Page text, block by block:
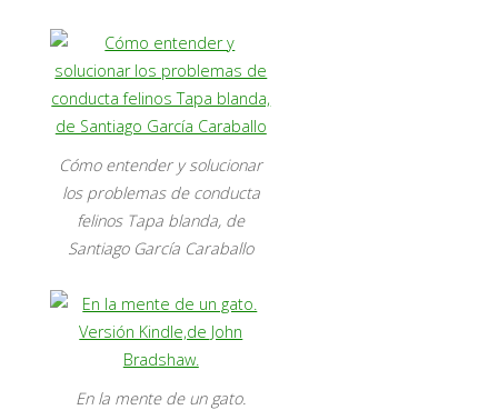
Cómo entender y solucionar
los problemas de conducta
felinos Tapa blanda, de
Santiago García Caraballo
En la mente de un gato.